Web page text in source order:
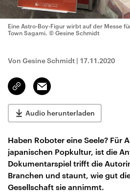
Eine Astro-Boy-Figur wirbt auf der Messe
Town Sagami. © Gesine Schmidt
Von Gesine Schmidt | 17.11.2020
Link
kopieren/teilen
Email
Audio herunterladen
Haben Roboter eine Seele? Für
japanischen Popkultur, ist die
Dokumentarspiel trifft die
Branchen und staunt, wie gut
Gesellschaft sie annimmt.